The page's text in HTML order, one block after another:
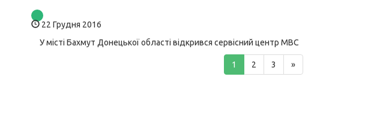
22 Грудня 2016
У місті Бахмут Донецької області відкрився сервісний центр МВС
1 2 3 »